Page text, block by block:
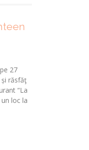
27
răsfăţ
“La
loc la